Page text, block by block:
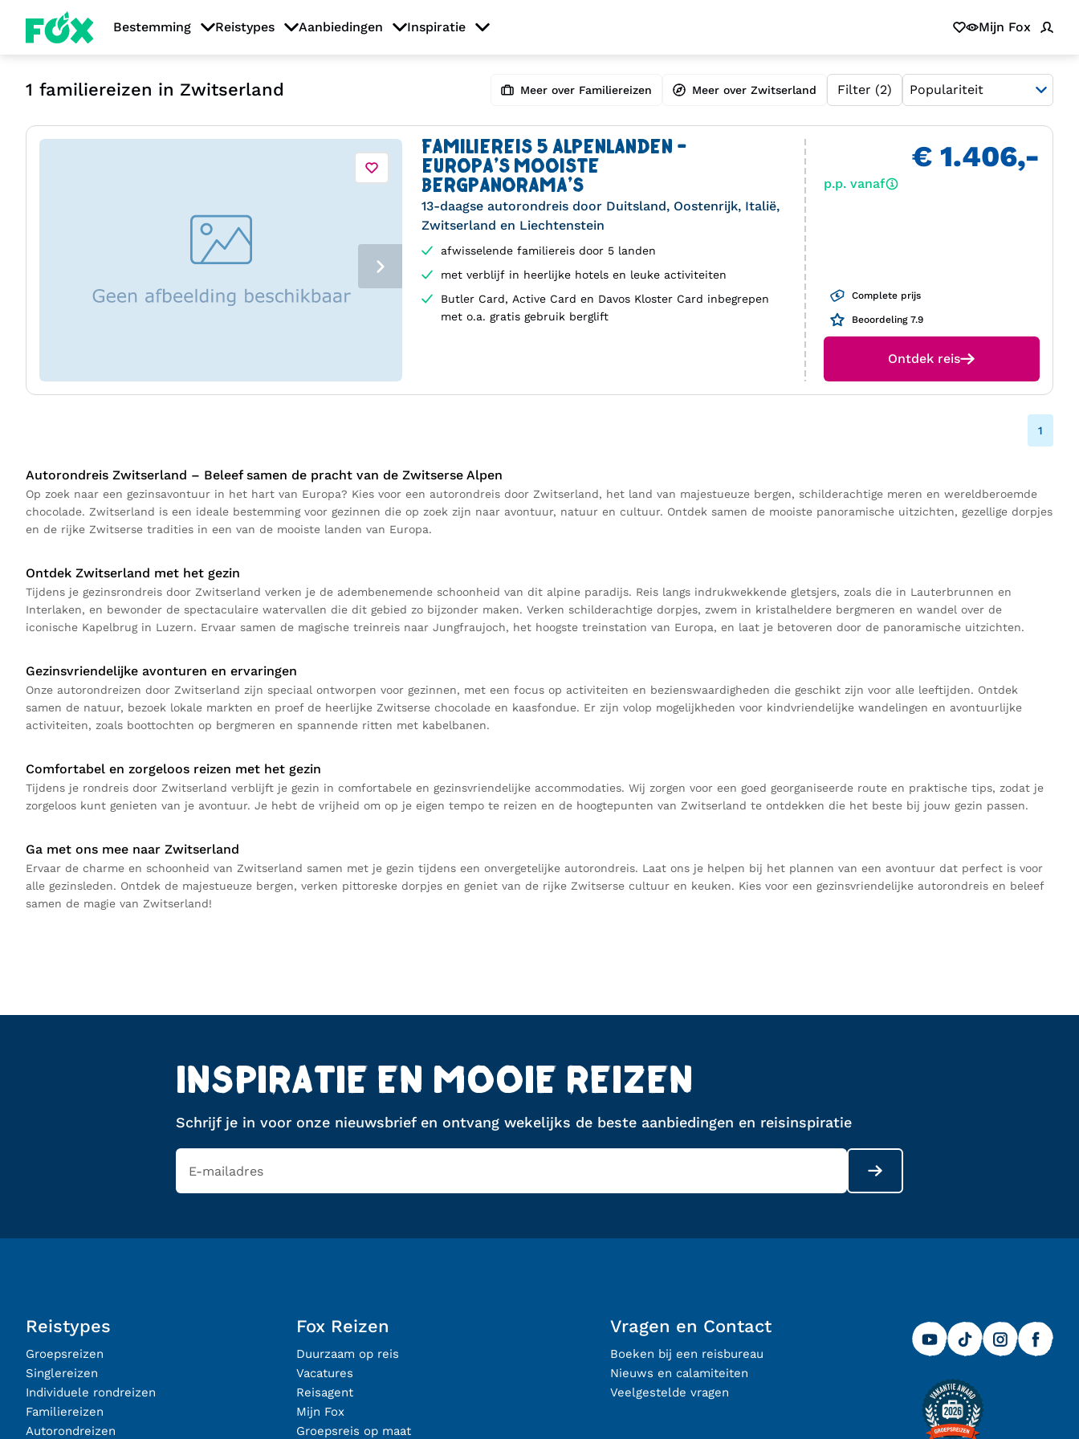
Bestemming Reistypes Aanbiedingen Inspiratie Mijn Fox
1 familiereizen in Zwitserland Meer over Familiereizen Meer over Zwitserland Filter (2)
FAMILIEREIS 5 ALPENLANDEN -
EUROPA'S MOOISTE
BERGPANORAMA'S
13-daagse autorondreis door Duitsland, Oostenrijk, Italië,
Zwitserland en Liechtenstein
afwisselende familiereis door 5 landen
met verblijf in heerlijke hotels en leuke activiteiten
Butler Card, Active Card en Davos Kloster Card inbegrepen
met o.a. gratis gebruik berglift
Complete prijs
Beoordeling 7.9
€ 1.406,-
p.p. vanaf
Ontdek reis
1
Autorondreis Zwitserland – Beleef samen de pracht van de Zwitserse Alpen
Op zoek naar een gezinsavontuur in het hart van Europa? Kies voor een autorondreis door Zwitserland, het land van majestueuze bergen, schilderachtige meren en wereldberoemde
chocolade. Zwitserland is een ideale bestemming voor gezinnen die op zoek zijn naar avontuur, natuur en cultuur. Ontdek samen de mooiste panoramische uitzichten, gezellige dorpjes
en de rijke Zwitserse tradities in een van de mooiste landen van Europa.
Ontdek Zwitserland met het gezin
Tijdens je gezinsrondreis door Zwitserland verken je de adembenemende schoonheid van dit alpine paradijs. Reis langs indrukwekkende gletsjers, zoals die in Lauterbrunnen en
Interlaken, en bewonder de spectaculaire watervallen die dit gebied zo bijzonder maken. Verken schilderachtige dorpjes, zwem in kristalheldere bergmeren en wandel over de
iconische Kapelbrug in Luzern. Ervaar samen de magische treinreis naar Jungfraujoch, het hoogste treinstation van Europa, en laat je betoveren door de panoramische uitzichten.
Gezinsvriendelijke avonturen en ervaringen
Onze autorondreizen door Zwitserland zijn speciaal ontworpen voor gezinnen, met een focus op activiteiten en bezienswaardigheden die geschikt zijn voor alle leeftijden. Ontdek
samen de natuur, bezoek lokale markten en proef de heerlijke Zwitserse chocolade en kaasfondue. Er zijn volop mogelijkheden voor kindvriendelijke wandelingen en avontuurlijke
activiteiten, zoals boottochten op bergmeren en spannende ritten met kabelbanen.
Comfortabel en zorgeloos reizen met het gezin
Tijdens je rondreis door Zwitserland verblijft je gezin in comfortabele en gezinsvriendelijke accommodaties. Wij zorgen voor een goed georganiseerde route en praktische tips, zodat je
zorgeloos kunt genieten van je avontuur. Je hebt de vrijheid om op je eigen tempo te reizen en de hoogtepunten van Zwitserland te ontdekken die het beste bij jouw gezin passen.
Ga met ons mee naar Zwitserland
Ervaar de charme en schoonheid van Zwitserland samen met je gezin tijdens een onvergetelijke autorondreis. Laat ons je helpen bij het plannen van een avontuur dat perfect is voor
alle gezinsleden. Ontdek de majestueuze bergen, verken pittoreske dorpjes en geniet van de rijke Zwitserse cultuur en keuken. Kies voor een gezinsvriendelijke autorondreis en beleef
samen de magie van Zwitserland!
INSPIRATIE EN MOOIE REIZEN
Schrijf je in voor onze nieuwsbrief en ontvang wekelijks de beste aanbiedingen en reisinspiratie
Reistypes
Groepsreizen
Singlereizen
Individuele rondreizen
Familiereizen
Autorondreizen
Fox Reizen
Duurzaam op reis
Vacatures
Reisagent
Mijn Fox
Groepsreis op maat
Vragen en Contact
Boeken bij een reisbureau
Nieuws en calamiteiten
Veelgestelde vragen